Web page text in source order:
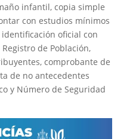
infantil, copia simple
con estudios mínimos
oficial con
de Población,
comprobante de
de no antecedentes
y Número de Seguridad